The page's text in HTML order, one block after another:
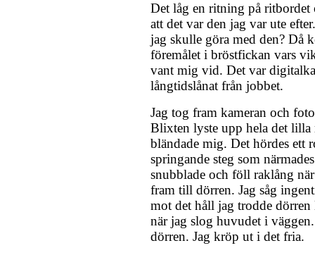
Det låg en ritning på ritbordet
att det var den jag var ute
jag skulle göra med den? Då
föremålet i bröstfickan vars
vant mig vid. Det var
långtidslånat från jobbet.
Jag tog fram kameran och
Blixten lyste upp hela det lilla
bländade mig. Det hördes ett
springande steg som
snubblade och föll raklång
fram till dörren. Jag såg
mot det håll jag trodde dörren
när jag slog huvudet i
dörren. Jag kröp ut i det fria.